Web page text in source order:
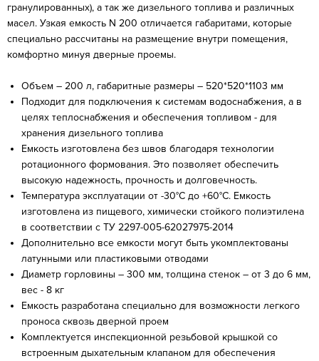
гранулированных), а так же дизельного топлива и различных
масел. Узкая емкость N 200 отличается габаритами, которые
специально рассчитаны на размещение внутри помещения,
комфортно минуя дверные проемы.
Объем – 200 л, габаритные размеры – 520*520*1103 мм
Подходит для подключения к системам водоснабжения, а в
целях теплоснабжения и обеспечения топливом - для
хранения дизельного топлива
Емкость изготовлена без швов благодаря технологии
ротационного формования. Это позволяет обеспечить
высокую надежность, прочность и долговечность.
Температура эксплуатации от -30°C до +60°C. Емкость
изготовлена из пищевого, химически стойкого полиэтилена
в соответствии с ТУ 2297-005-62027975-2014
Дополнительно все емкости могут быть укомплектованы
латунными или пластиковыми отводами
Диаметр горловины – 300 мм, толщина стенок – от 3 до 6 мм,
вес - 8 кг
Емкость разработана специально для возможности легкого
проноса сквозь дверной проем
Комплектуется инспекционной резьбовой крышкой со
встроенным дыхательным клапаном для обеспечения